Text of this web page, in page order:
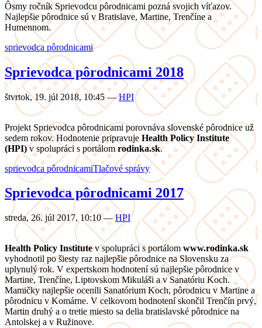
Ôsmy ročník Sprievodcu pôrodnicami pozná svojich víťazov.
Najlepšie pôrodnice sú v Bratislave, Martine, Trenčíne a
Humennom.
sprievodca pôrodnicami
Sprievodca pôrodnicami 2018
štvrtok, 19. júl 2018, 10:45 — HPI
Projekt Sprievodca pôrodnicami porovnáva slovenské pôrodnice už
sedem rokov. Hodnotenie pripravuje Health Policy Institute
(HPI)v spolupráci s portálomrodinka.sk.
sprievodca pôrodnicamiTlačové správy
Sprievodca pôrodnicami 2017
streda, 26. júl 2017, 10:10 — HPI
Health Policy Institutev spolupráci s portálom www.rodinka.sk
vyhodnotil po šiesty raz najlepšie pôrodnice na Slovensku za
uplynulý rok. V expertskom hodnotení sú najlepšie pôrodnice v
Martine, Trenčíne, Liptovskom Mikuláši a v Sanatóriu Koch.
Mamičky najlepšie ocenili Sanatórium Koch, pôrodnicu v Martine a
pôrodnicu v Komárne. V celkovom hodnotení skončil Trenčín prvý,
Martin druhý a o tretie miesto sa delia bratislavské pôrodnice na
Antolskej a v Ružinove.